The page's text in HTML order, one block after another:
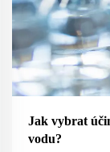
Jak vybrat
vodu?